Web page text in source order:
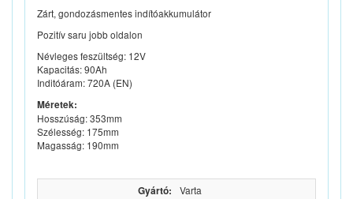
Zárt, gondozásmentes indítóakkumulátor
Pozitív saru jobb oldalon
Névleges feszültség: 12V
Kapacitás: 90Ah
Inditóáram: 720A (EN)
Méretek:
Hosszúság: 353mm
Szélesség: 175mm
Magasság: 190mm
Gyártó: Varta